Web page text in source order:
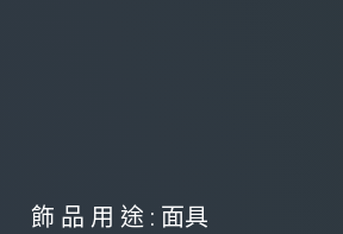
飾 品 用 途 : 面具